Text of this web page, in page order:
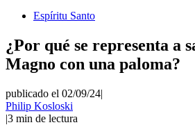
Espíritu Santo
¿Por qué se representa a
Magno con una paloma?
publicado el 02/09/24|
Philip Kosloski
|3 min de lectura